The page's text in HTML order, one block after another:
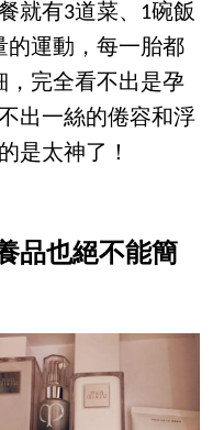
就有3道菜、1碗飯
的運動，每一胎都
，完全看不出是孕
出一絲的倦容和浮
是太神了！
品也絕不能簡